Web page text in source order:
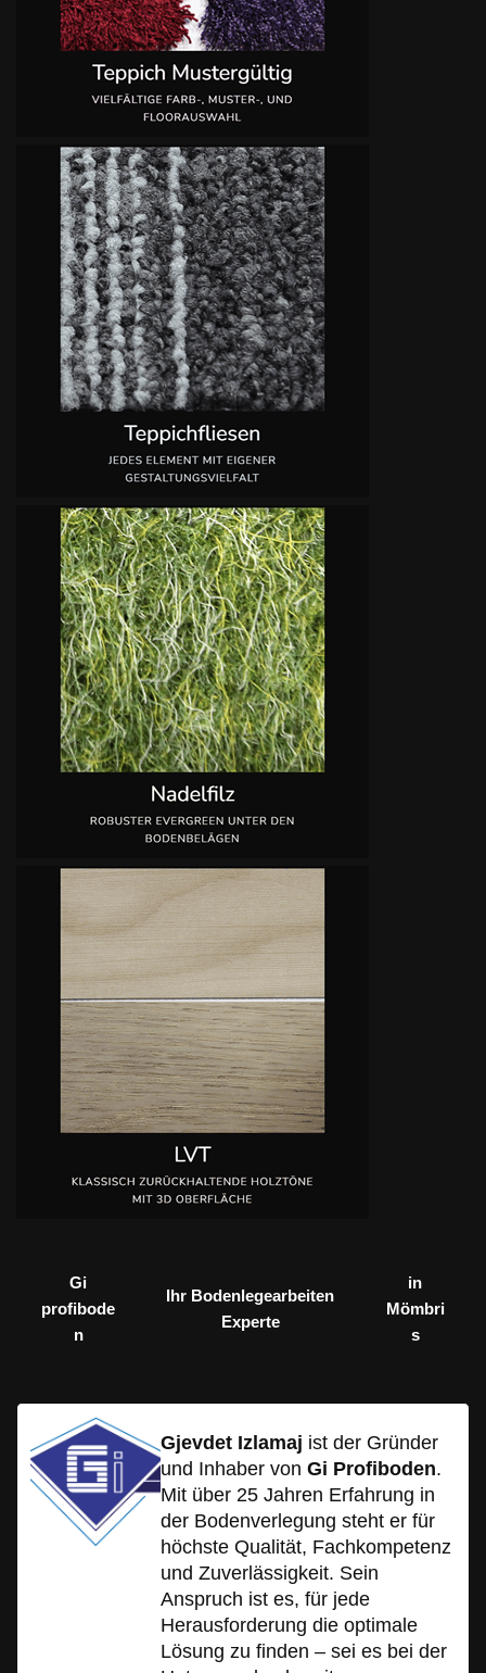
Gi
profibode
n
Ihr Bodenlegearbeiten
Experte
in
Mömbri
s
Gjevdet Izlamaj ist der Gründer
und Inhaber von Gi Profiboden.
Mit über 25 Jahren Erfahrung in
der Bodenverlegung steht er für
höchste Qualität, Fachkompetenz
und Zuverlässigkeit. Sein
Anspruch ist es, für jede
Herausforderung die optimale
Lösung zu finden – sei es bei der